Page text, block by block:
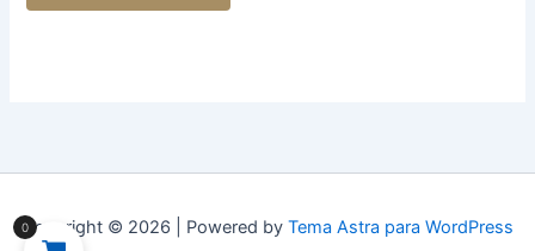
Copyright © 2026 | Powered by Tema Astra para WordPress
0